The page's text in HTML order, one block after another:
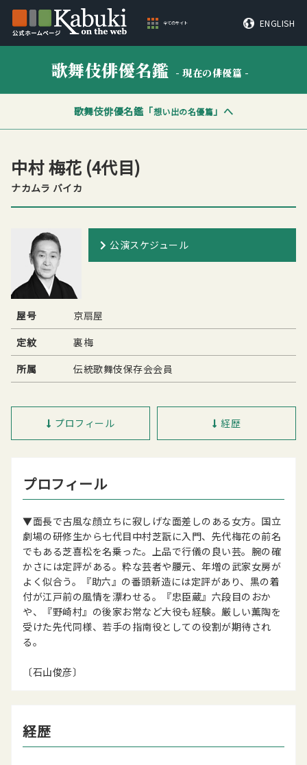
全てのサイト ENGLISH
歌舞伎俳優名鑑 - 現在の俳優篇 -
歌舞伎俳優名鑑「想い出の名優篇」へ
中村 梅花 (4代目)
ナカムラ バイカ
公演スケジュール
屋号
京扇屋
定紋
裏梅
所属
伝統歌舞伎保存会会員
プロフィール 経歴
プロフィール
▼面長で古風な顔立ちに寂しげな面差しのある女方。国立
劇場の研修生から七代目中村芝翫に入門、先代梅花の前名
でもある芝喜松を名乗った。上品で行儀の良い芸。腕の確
かさには定評がある。粋な芸者や腰元、年増の武家女房が
よく似合う。『助六』の番頭新造には定評があり、黒の着
付が江戸前の風情を漂わせる。『忠臣蔵』六段目のおか
や、『野崎村』の後家お常など大役も経験。厳しい薫陶を
受けた先代同様、若手の指南役としての役割が期待され
る。
〔石山俊彦〕
経歴